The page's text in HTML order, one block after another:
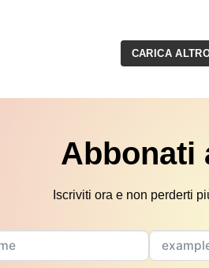
CARICA
Abbonati
Iscriviti ora e non perderti